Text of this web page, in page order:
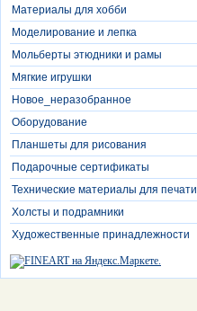
Материалы для хобби
Моделирование и лепка
Мольберты этюдники и рамы
Мягкие игрушки
Новое_неразобранное
Оборудование
Планшеты для рисования
Подарочные сертификаты
Технические материалы для печати
Холсты и подрамники
Художественные принадлежности